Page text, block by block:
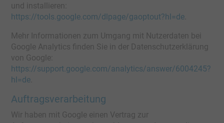
und installieren:
https://tools.google.com/dlpage/gaoptout?hl=de
Mehr Informationen zum Umgang mit Nutzerdaten bei
Google Analytics finden Sie in der Datenschutzerklärung
von Google:
https://support.google.com/analytics/answer/6004245?
hl=de
Auftragsverarbeitung
Wir haben mit Google einen Vertrag zur